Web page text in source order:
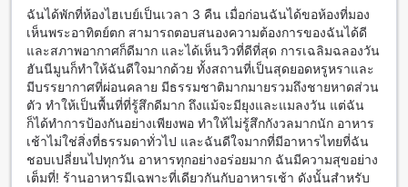
ห้อง One Bedroom Beachfront Pool Villa ขนาด 232 ตาราง
เมตร ที่ให้คุณได้เพลิดเพลินกับวิวทะเลแบบเต็มตา ไปจนถึง Three
Bedroom Pool Villa Signature ขนาด 437 ตารางเมตร ที่รองรับ
ครอบครัวหรือกลุ่มเพื่อนอย่างเต็มที่ สำหรับผู้ที่ชื่นชอบความสงบ
และความเป็นส่วนตัว ยังสามารถเลือกพักในห้อง Napa Suite
ขนาด 58 ตารางเมตร หรือ One Bedroom Pool Villa - Deluxe
Ocean View ขนาด 205 ตารางเมตร ที่มอบความสะดวกสบาย
และบรรยากาศสุดโรแมนติก การจองห้องพักผ่าน Agoda จะทำให้
คุณได้ราคาที่ดีที่สุด พร้อมประสบการณ์จองที่ง่ายและไร้ความยุ่ง
ยาก เพื่อให้การพักผ่อนของคุณเป็นเรื่องง่ายและสมบูรณ์แบบที่สุด
ฉันได้พักที่ห้องไฮเบย์เป็นเวลา 3 คืน เมื่อก่อนฉันได้ขอห้องที่มอง
เห็นพระอาทิตย์ตก สามารถตอบสนองความต้องการของฉันได้ดี
และสภาพอากาศก็ดีมาก และได้เห็นวิวที่ดีที่สุด การเฉลิมฉลองวัน
ฮันนีมูนก็ทำให้ฉันดีใจมากด้วย ทั้งสถานที่เป็นสุดยอดหรูหราและ
มีบรรยากาศที่ผ่อนคลาย มีธรรมชาติมากมายรวมถึงชายหาดส่วน
ตัว ทำให้เป็นพื้นที่ที่รู้สึกดีมาก ถึงแม้จะมียุงและแมลงวัน แต่ฉัน
ก็ได้ทำการป้องกันอย่างเพียงพอ ทำให้ไม่รู้สึกกังวลมากนัก อาหาร
เช้าไม่ใช่สิ่งที่ธรรมดาทั่วไป และฉันดีใจมากที่มีอาหารไทยที่ฉัน
ชอบเปลี่ยนไปทุกวัน อาหารทุกอย่างอร่อยมาก ฉันมีความสุขอย่าง
เต็มที่! ร้านอาหารมีเฉพาะที่เดียวกันกับอาหารเช้า ดังนั้นสำหรับ